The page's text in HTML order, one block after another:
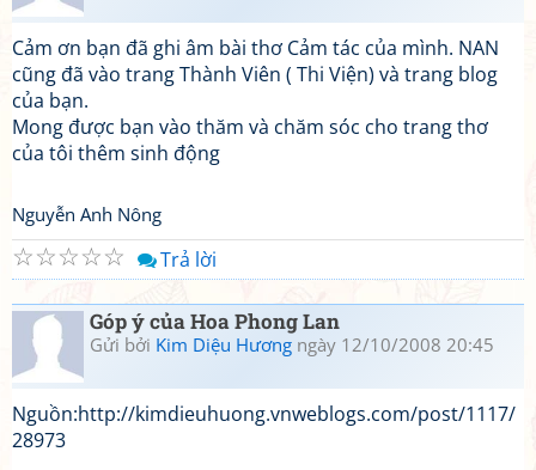
Cảm ơn bạn đã ghi âm bài thơ Cảm tác của mình. NAN
cũng đã vào trang Thành Viên ( Thi Viện) và trang blog
của bạn.
Mong được bạn vào thăm và chăm sóc cho trang thơ
của tôi thêm sinh động
Nguyễn Anh Nông
☆
☆
☆
☆
☆ Trả lời
Góp ý của Hoa Phong Lan
Gửi bởi Kim Diệu Hương ngày 12/10/2008 20:45
Nguồn:http://kimdieuhuong.vnweblogs.com/post/1117/
28973